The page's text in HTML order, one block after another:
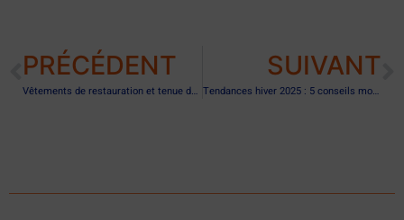
PRÉCÉDENT
Vêtements de restauration et tenue de cuisinier chez 3 Brasseurs
SUIVANT
Tendances hiver 2025 : 5 conseils mode à suivre pour s’habiller au travail